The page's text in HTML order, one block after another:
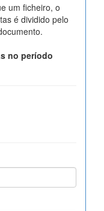
um ficheiro, o
é dividido pelo
no período